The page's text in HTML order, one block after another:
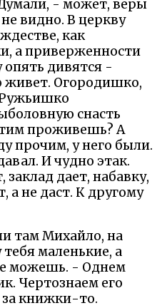
- может, веры
видно. В церкву
как
а приверженности
опять дивятся -
живет. Огородишко,
Ружьишко
снасть
проживешь? А
прочим, у него были.
И чудно этак.
дает, набавку,
а не даст. К другому
там Михайло, на
маленькие, а
можешь. - Однем
Чертознаем его
за книжки-то.